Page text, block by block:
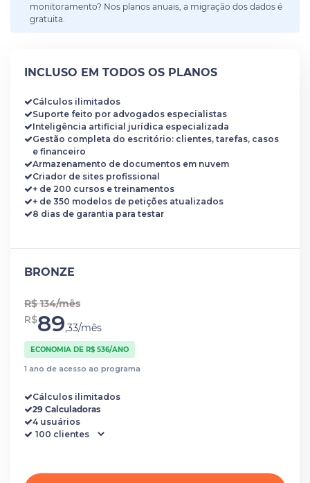
monitoramento? Nos planos anuais, a migração dos dados é
gratuita.
INCLUSO EM TODOS OS PLANOS
Cálculos ilimitados
Suporte feito por advogados especialistas
Inteligência artificial jurídica especializada
Gestão completa do escritório: clientes, tarefas, casos
e financeiro
Armazenamento de documentos em nuvem
Criador de sites profissional
+ de 200 cursos e treinamentos
+ de 350 modelos de petições atualizados
8 dias de garantia para testar
BRONZE
R$ 134/mês
R$89,33/mês
ECONOMIA DE R$ 536/ANO
1 ano de acesso ao programa
Cálculos ilimitados
29 Calculadoras
4 usuários